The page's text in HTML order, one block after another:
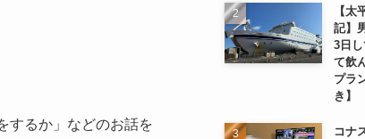
するか」などのお話を
【太
記】
3日
て飲
プラ
き】
コナ